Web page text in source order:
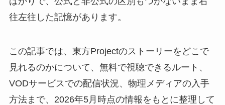
往左往した記憶があります。
この記事では、東方Projectのストーリーをどこで
見れるのかについて、無料で視聴できるルート、
VODサービスでの配信状況、物理メディアの入手
方法まで、2026年5月時点の情報をもとに整理して